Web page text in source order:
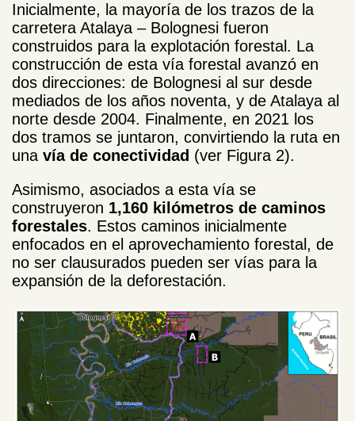
Inicialmente, la mayoría de los trazos de la
carretera Atalaya – Bolognesi fueron
construidos para la explotación forestal. La
construcción de esta vía forestal avanzó en
dos direcciones: de Bolognesi al sur desde
mediados de los años noventa, y de Atalaya al
norte desde 2004. Finalmente, en 2021 los
dos tramos se juntaron, convirtiendo la ruta en
una vía de conectividad (ver Figura 2).
Asimismo, asociados a esta vía se
construyeron 1,160 kilómetros de caminos
forestales. Estos caminos inicialmente
enfocados en el aprovechamiento forestal, de
no ser clausurados pueden ser vías para la
expansión de la deforestación.